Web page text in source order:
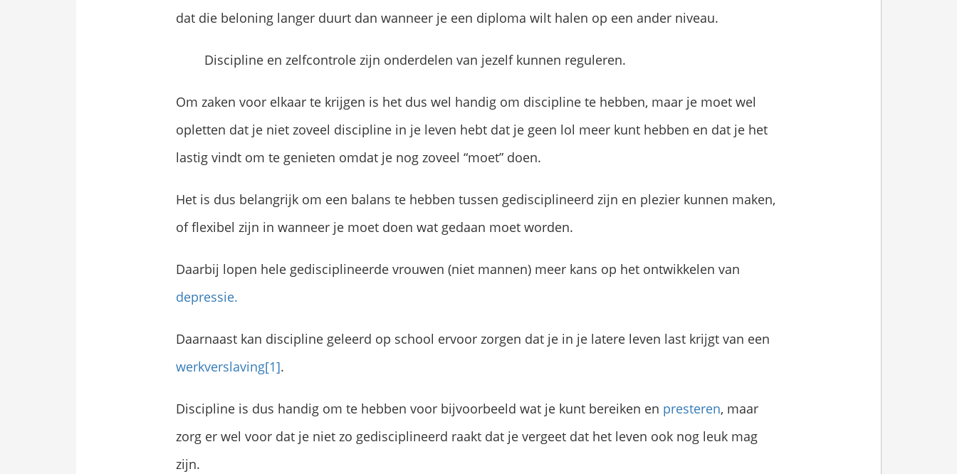
dat die beloning langer duurt dan wanneer je een diploma wilt halen op een ander niveau.
Discipline en zelfcontrole zijn onderdelen van jezelf kunnen reguleren.
Om zaken voor elkaar te krijgen is het dus wel handig om discipline te hebben, maar je moet wel
opletten dat je niet zoveel discipline in je leven hebt dat je geen lol meer kunt hebben en dat je het
lastig vindt om te genieten omdat je nog zoveel “moet” doen.
Het is dus belangrijk om een balans te hebben tussen gedisciplineerd zijn en plezier kunnen maken,
of flexibel zijn in wanneer je moet doen wat gedaan moet worden.
Daarbij lopen hele gedisciplineerde vrouwen (niet mannen) meer kans op het ontwikkelen van
depressie.
Daarnaast kan discipline geleerd op school ervoor zorgen dat je in je latere leven last krijgt van een
werkverslaving[1].
Discipline is dus handig om te hebben voor bijvoorbeeld wat je kunt bereiken en presteren, maar
zorg er wel voor dat je niet zo gedisciplineerd raakt dat je vergeet dat het leven ook nog leuk mag
zijn.